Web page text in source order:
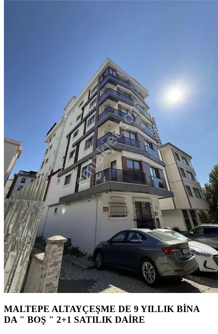
MALTEPE ALTAYÇEŞME DE 9 YILLIK BİNA
DA " BOŞ " 2+1 SATILIK DAİRE